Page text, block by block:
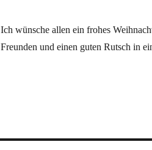
Ich wünsche allen ein frohes
Freunden und einen guten Rutsch in